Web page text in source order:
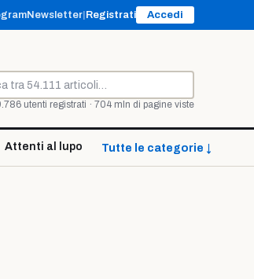
Newsletter Registrati Accedi
utenti registrati · 704 mln di pagine viste
Attenti al lupo Tutte le categorie ↓